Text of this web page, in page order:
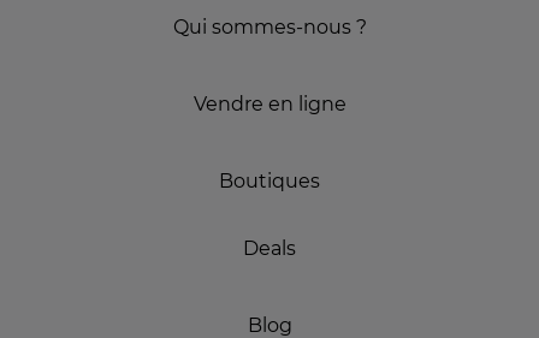
Qui sommes-nous ?
Vendre en ligne
Boutiques
Deals
Blog